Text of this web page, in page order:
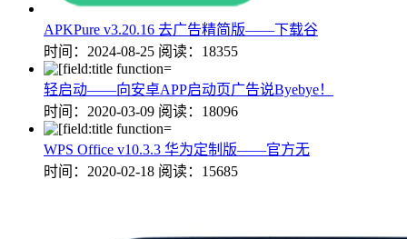
APKPure v3.20.16 去广告精简版——下载谷
时间：2024-08-25 阅读：18355
轻启动——向安卓APP启动页广告说Byebye！
时间：2020-03-09 阅读：18096
WPS Office v10.3.3 华为定制版——官方无
时间：2020-02-18 阅读：15685